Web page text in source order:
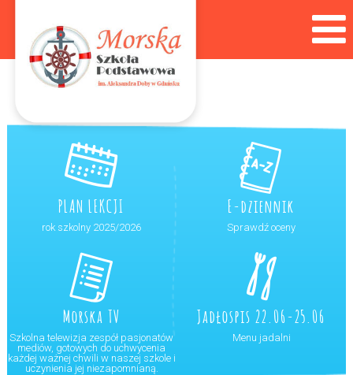
PLAN LEKCJI
rok szkolny 2025/2026
E-dziennik
Sprawdź oceny
Morska TV
Szkolna telewizja zespół pasjonatów
mediów, gotowych do uchwycenia
każdej ważnej chwili w naszej szkole i
uczynienia jej niezapomnianą.
Jadłospis 22.06-25.06
Menu jadalni